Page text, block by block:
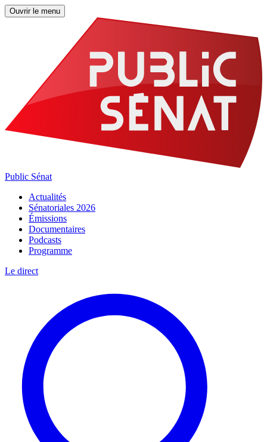
Ouvrir le menu
Public Sénat
Actualités
Sénatoriales 2026
Émissions
Documentaires
Podcasts
Programme
Le direct